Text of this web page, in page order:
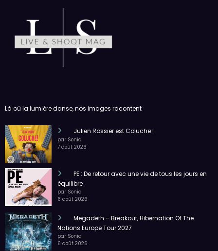
Là où la lumière danse, nos images racontent
Julien Rossier est Coluche !
par Sonia
7 août 2026
PE : De retour avec une vie de tous les jours en
équilibre
par Sonia
6 août 2026
Megadeth – Breakout, Hibernation Of The
Nations Europe Tour 2027
par Sonia
6 août 2026